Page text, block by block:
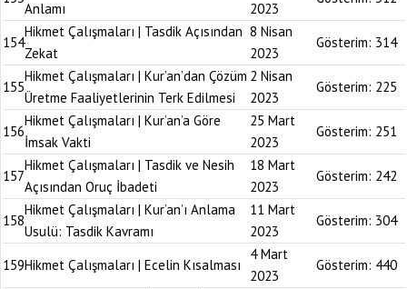
Anlamı
2023
154
Hikmet Çalışmaları | Tasdik Açısından
Zekat
8 Nisan
2023
Gösterim: 314
155
Hikmet Çalışmaları | Kur’an’dan Çözüm
Üretme Faaliyetlerinin Terk Edilmesi
2 Nisan
2023
Gösterim: 225
156
Hikmet Çalışmaları | Kur’an’a Göre
İmsak Vakti
25 Mart
2023
Gösterim: 251
157
Hikmet Çalışmaları | Tasdik ve Nesih
Açısından Oruç İbadeti
18 Mart
2023
Gösterim: 242
158
Hikmet Çalışmaları | Kur’an’ı Anlama
Usulü: Tasdik Kavramı
11 Mart
2023
Gösterim: 304
159Hikmet Çalışmaları | Ecelin Kısalması
4 Mart
2023
Gösterim: 440